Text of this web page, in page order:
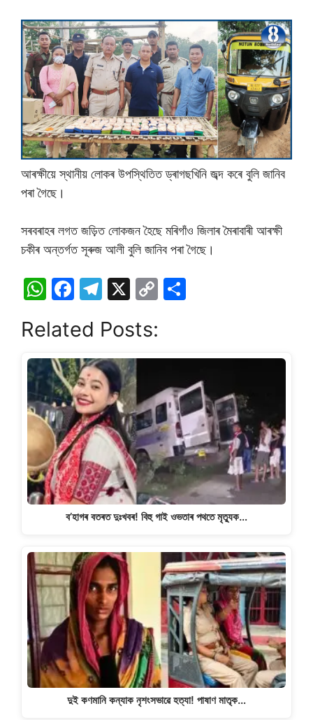
আৰক্ষীয়ে স্থানীয় লোকৰ উপস্থিতিত ড্ৰাগছখিনি জব্দ কৰে বুলি জানিব
পৰা গৈছে।
সৰবৰাহৰ লগত জড়়িত লোকজন হৈছে মৰিগাঁও জিলাৰ মৈৰাবাৰী আৰক্ষী
চকীৰ অন্তৰ্গত সূৰুজ আলী বুলি জানিব পৰা গৈছে।
W
at
s
A
p
p
F
c
e
b
o
o
k
T
e
gr
a
m
X
C
y
n
k
e
Related Posts:
ব’হাগৰ বতৰত দুঃখবৰ! বিহু গাই ওভতাৰ পথতে মৃত্যুক…
দুই কণমানি কন্যাক নৃশংসভাৱে হত্যা! পাষাণ মাতৃক…